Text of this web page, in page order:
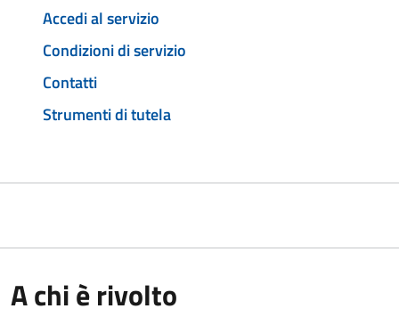
Accedi al servizio
Condizioni di servizio
Contatti
Strumenti di tutela
A chi è rivolto